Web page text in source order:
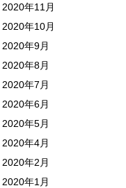
2020年11月
2020年10月
2020年9月
2020年8月
2020年7月
2020年6月
2020年5月
2020年4月
2020年2月
2020年1月